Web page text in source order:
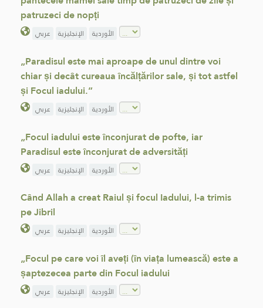
patruzeci de nopți
عربي الإنجليزية الأوردية
„Paradisul este mai aproape de unul dintre voi
chiar și decât cureaua încălțărilor sale, și tot astfel
și Focul iadului.”
عربي الإنجليزية الأوردية
„Focul iadului este înconjurat de pofte, iar
Paradisul este înconjurat de adversități
عربي الإنجليزية الأوردية
Când Allah a creat Raiul și focul Iadului, l-a trimis
pe Jibril
عربي الإنجليزية الأوردية
„Focul pe care voi îl aveți (în viața lumească) este a
șaptezecea parte din Focul iadului
عربي الإنجليزية الأوردية